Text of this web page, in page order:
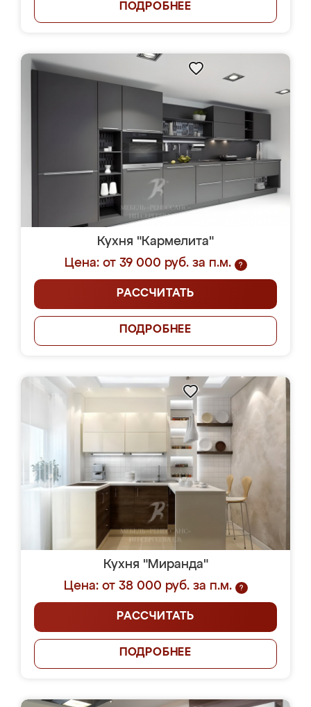
ПОДРОБНЕЕ
Кухня "Кармелита"
Цена: от 39 000 руб. за п.м.
?
РАССЧИТАТЬ
ПОДРОБНЕЕ
Кухня "Миранда"
Цена: от 38 000 руб. за п.м.
?
РАССЧИТАТЬ
ПОДРОБНЕЕ